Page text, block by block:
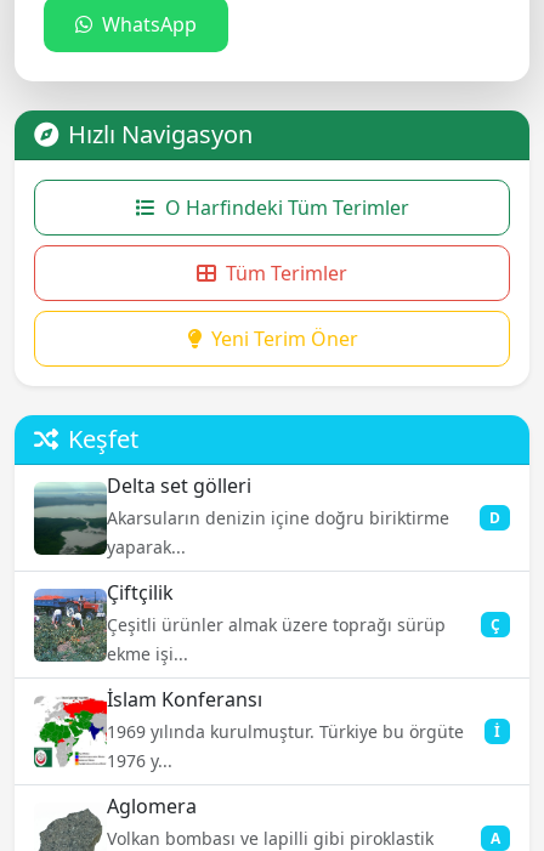
WhatsApp
Hızlı Navigasyon
O Harfindeki Tüm Terimler
Tüm Terimler
Yeni Terim Öner
Keşfet
Delta set gölleri
Akarsuların denizin içine doğru biriktirme
yaparak...
D
Çiftçilik
Çeşitli ürünler almak üzere toprağı sürüp
ekme işi...
Ç
İslam Konferansı
1969 yılında kurulmuştur. Türkiye bu örgüte
1976 y...
İ
Aglomera
Volkan bombası ve lapilli gibi piroklastik
A